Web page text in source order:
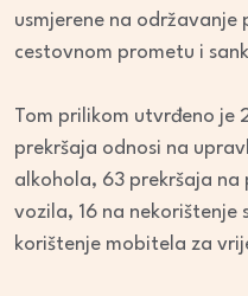
usmjerene na
cestovnom prometu i
Tom prilikom utvrđeno je
prekršaja odnosi na
alkohola, 63 prekršaja na
vozila, 16 na nekorištenje
korištenje mobitela za